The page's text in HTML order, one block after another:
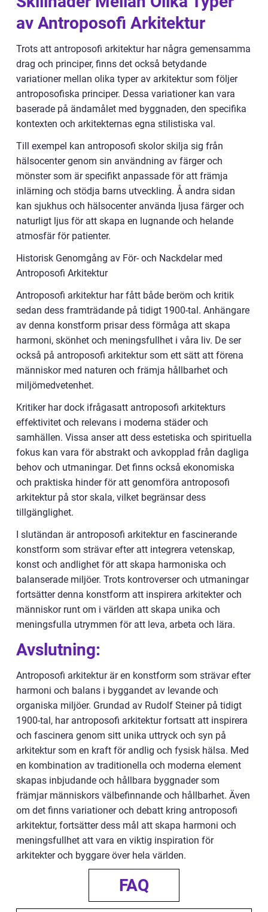
av Antroposofi Arkitektur
Trots att antroposofi arkitektur har några gemensamma
drag och principer, finns det också betydande
variationer mellan olika typer av arkitektur som följer
antroposofiska principer. Dessa variationer kan vara
baserade på ändamålet med byggnaden, den specifika
kontexten och arkitekternas egna stilistiska val.
Till exempel kan antroposofi skolor skilja sig från
hälsocenter genom sin användning av färger och
mönster som är specifikt anpassade för att främja
inlärning och stödja barns utveckling. Å andra sidan
kan sjukhus och hälsocenter använda ljusa färger och
naturligt ljus för att skapa en lugnande och helande
atmosfär för patienter.
Historisk Genomgång av För- och Nackdelar med
Antroposofi Arkitektur
Antroposofi arkitektur har fått både beröm och kritik
sedan dess framträdande på tidigt 1900-tal. Anhängare
av denna konstform prisar dess förmåga att skapa
harmoni, skönhet och meningsfullhet i våra liv. De ser
också på antroposofi arkitektur som ett sätt att förena
människor med naturen och främja hållbarhet och
miljömedvetenhet.
Kritiker har dock ifrågasatt antroposofi arkitekturs
effektivitet och relevans i moderna städer och
samhällen. Vissa anser att dess estetiska och spirituella
fokus kan vara för abstrakt och avkopplad från dagliga
behov och utmaningar. Det finns också ekonomiska
och praktiska hinder för att genomföra antroposofi
arkitektur på stor skala, vilket begränsar dess
tillgänglighet.
I slutändan är antroposofi arkitektur en fascinerande
konstform som strävar efter att integrera vetenskap,
konst och andlighet för att skapa harmoniska och
balanserade miljöer. Trots kontroverser och utmaningar
fortsätter denna konstform att inspirera arkitekter och
människor runt om i världen att skapa unika och
meningsfulla utrymmen för att leva, arbeta och lära.
Avslutning:
Antroposofi arkitektur är en konstform som strävar efter
harmoni och balans i byggandet av levande och
organiska miljöer. Grundad av Rudolf Steiner på tidigt
1900-tal, har antroposofi arkitektur fortsatt att inspirera
och fascinera genom sitt unika uttryck och syn på
arkitektur som en kraft för andlig och fysisk hälsa. Med
en kombination av traditionella och moderna element
skapas inbjudande och hållbara byggnader som
främjar människors välbefinnande och hållbarhet. Även
om det finns variationer och debatt kring antroposofi
arkitektur, fortsätter dess mål att skapa harmoni och
meningsfullhet att vara en viktig inspiration för
arkitekter och byggare över hela världen.
FAQ